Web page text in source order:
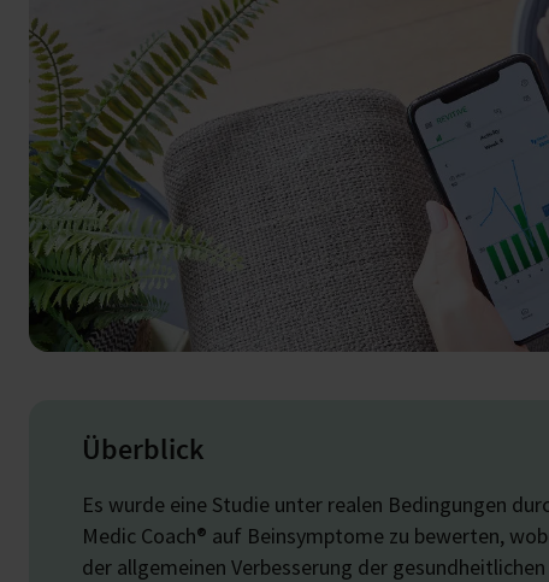
Überblick
Es wurde eine Studie unter realen Bedingungen
Medic Coach® auf Beinsymptome zu bewerten,
der allgemeinen Verbesserung der